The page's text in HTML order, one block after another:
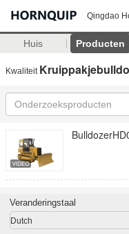
Qingdao
Huis Producten
Kwaliteit
Veranderingstaal
Dutch